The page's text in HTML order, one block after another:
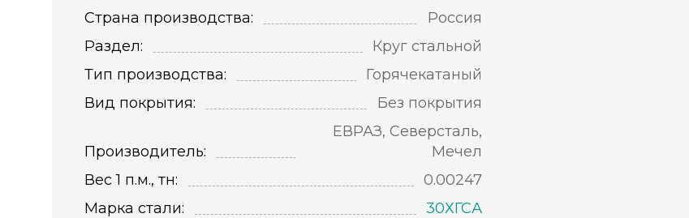
Страна производства:
Россия
Раздел:
Круг стальной
Тип производства:
Горячекатаный
Вид покрытия:
Без покрытия
Производитель:
ЕВРАЗ, Северсталь,
Мечел
Вес 1 п.м., тн:
0.00247
Марка стали:
30ХГСА